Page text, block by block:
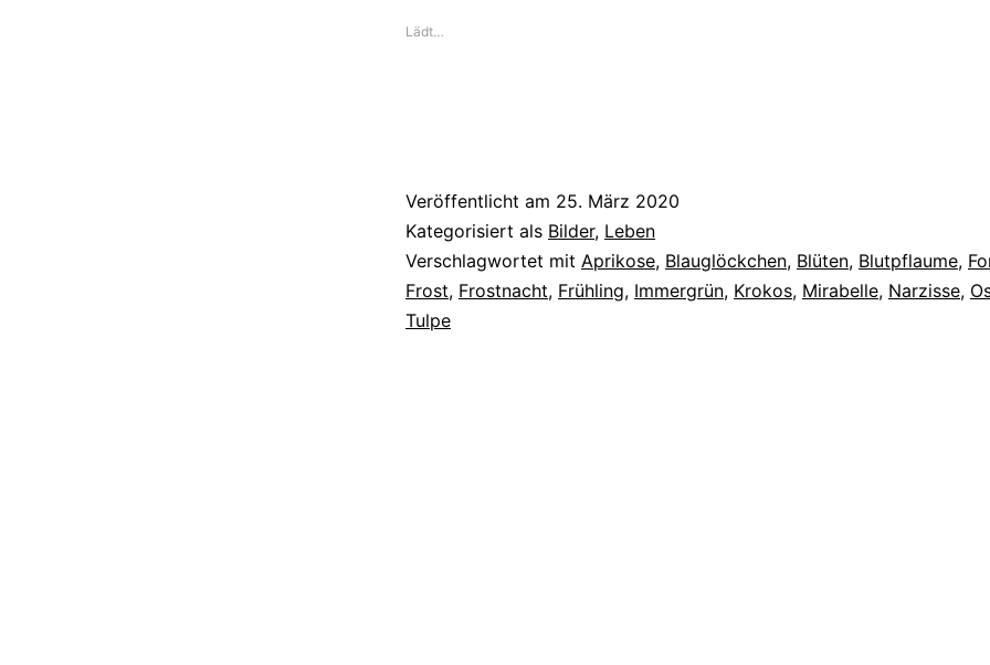
Lädt…
Veröffentlicht am 25. März 2020
Kategorisiert als Bilder, Leben
Verschlagwortet mit Aprikose, Blauglöckchen, Blüten, Blutpflaume,
Frost, Frostnacht, Frühling, Immergrün, Krokos, Mirabelle, Narzisse,
Tulpe